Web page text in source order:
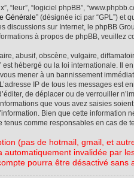
“leur”, “logiciel phpBB”,
Générale” (désignée ici par “GPL”) et
discussions sur Internet, le phpBB
à propos de phpBB, veuillez
abusif, obscène, vulgaire,
hébergé ou la loi internationale. Il
mener à un bannissement
IP de tous les messages est
de déplacer ou de verrouiller
que vous avez saisies
Bien que cette information
comme responsables en cas
(pas de hotmail, gmail, et
invalidée par
pourra être désactivé sans